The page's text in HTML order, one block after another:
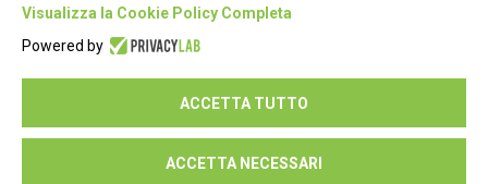
Piazza Alessandria, 24 - 00198 Roma
Privacy Policy
Seguici su:
Visualizza la Cookie Policy Completa
Powered by
ACCETTA TUTTO
ACCETTA NECESSARI